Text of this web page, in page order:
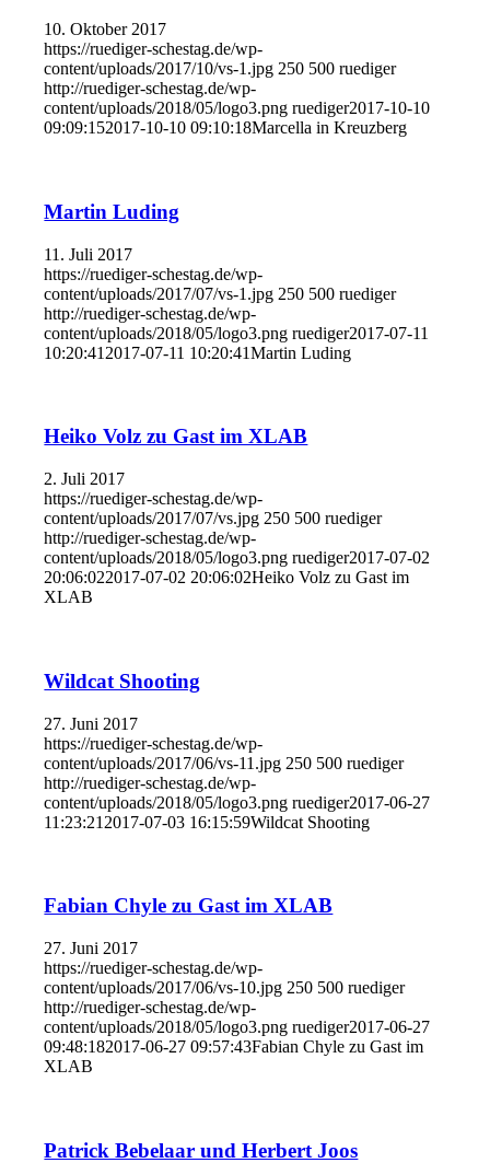
10. Oktober 2017
https://ruediger-schestag.de/wp-
content/uploads/2017/10/vs-1.jpg 250 500 ruediger
http://ruediger-schestag.de/wp-
content/uploads/2018/05/logo3.png ruediger2017-10-10
09:09:152017-10-10 09:10:18Marcella in Kreuzberg
Martin Luding
11. Juli 2017
https://ruediger-schestag.de/wp-
content/uploads/2017/07/vs-1.jpg 250 500 ruediger
http://ruediger-schestag.de/wp-
content/uploads/2018/05/logo3.png ruediger2017-07-11
10:20:41 2017-07-11 10:20:41Martin Luding
Heiko Volz zu Gast im XLAB
2. Juli 2017
https://ruediger-schestag.de/wp-
content/uploads/2017/07/vs.jpg 250 500 ruediger
http://ruediger-schestag.de/wp-
content/uploads/2018/05/logo3.png ruediger2017-07-02
20:06:022017-07-02 20:06:02Heiko Volz zu Gast im
XLAB
Wildcat Shooting
27. Juni 2017
https://ruediger-schestag.de/wp-
content/uploads/2017/06/vs-11.jpg 250 500 ruediger
http://ruediger-schestag.de/wp-
content/uploads/2018/05/logo3.png ruediger2017-06-27
11:23:21 2017-07-03 16:15:59Wildcat Shooting
Fabian Chyle zu Gast im XLAB
27. Juni 2017
https://ruediger-schestag.de/wp-
content/uploads/2017/06/vs-10.jpg 250 500 ruediger
http://ruediger-schestag.de/wp-
content/uploads/2018/05/logo3.png ruediger2017-06-27
09:48:182017-06-27 09:57:43Fabian Chyle zu Gast im
XLAB
Patrick Bebelaar und Herbert Joos